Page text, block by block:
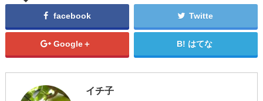
facebook Twitte
Google＋ はてな
イチ子